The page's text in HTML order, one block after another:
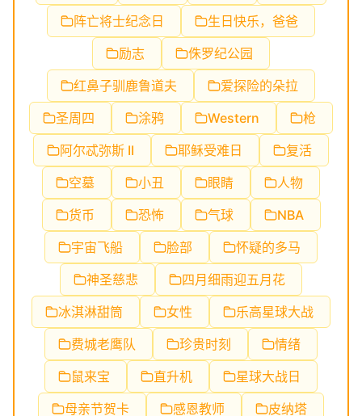
阵亡将士纪念日
生日快乐，爸爸
励志
侏罗纪公园
红鼻子驯鹿鲁道夫
爱探险的朵拉
圣周四
涂鸦 Western
枪
阿尔忒弥斯 II
耶稣受难日
复活
空墓
小丑 眼睛
人物
货币
恐怖 气球
NBA
宇宙飞船
脸部
怀疑的多马
神圣慈悲
四月细雨迎五月花
冰淇淋甜筒
女性
乐高星球大战
费城老鹰队
珍贵时刻
情绪
鼠来宝
直升机
星球大战日
母亲节贺卡
感恩教师
皮纳塔